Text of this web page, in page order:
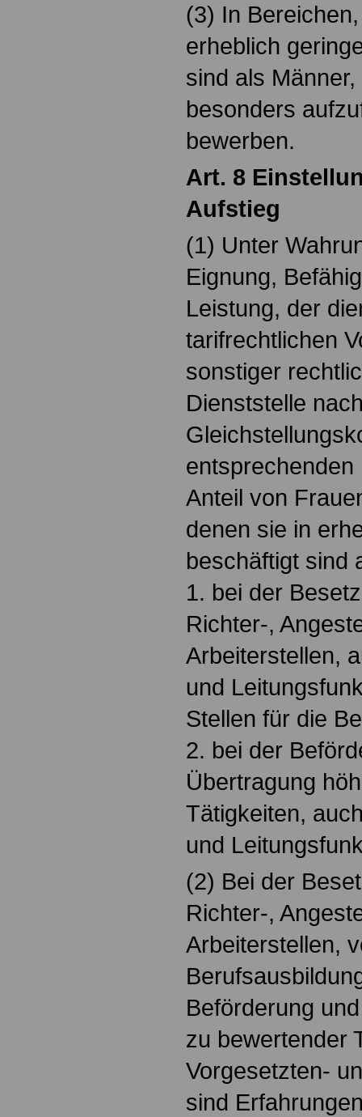
(3) In
erheblich
sind als
besonders
bewerben.
Art. 8
Aufstieg
(1) Unter
Eignung,
Leistung, der
tarifrechtlichen
sonstiger
Dienststelle
Anteil von
denen sie in
beschäftigt sind
1. bei der
Richter-,
Arbeiterstellen,
und
Stellen für die
2. bei der
Übertragung
Tätigkeiten,
und
(2) Bei der
Richter-,
Arbeiterstellen,
Beförderung
zu bewertender
Vorgesetzten-
sind